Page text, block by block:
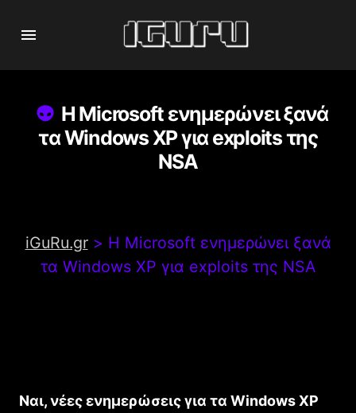
Η Microsoft ενημερώνει ξανά
τα Windows XP για exploits της
NSA
iGuRu.gr> Η Microsoft ενημερώνει ξανά
τα Windows XP για exploits της NSA
Ναι, νέες ενημερώσεις για τα Windows XP